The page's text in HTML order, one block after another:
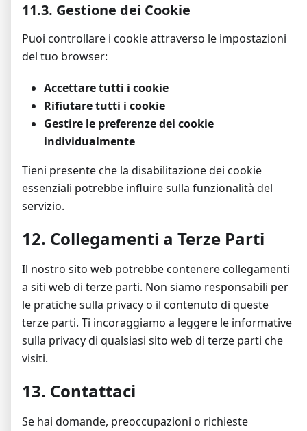
11.3. Gestione dei Cookie
Puoi controllare i cookie attraverso le impostazioni
del tuo browser:
Accettare tutti i cookie
Rifiutare tutti i cookie
Gestire le preferenze dei cookie
individualmente
Tieni presente che la disabilitazione dei cookie
essenziali potrebbe influire sulla funzionalità del
servizio.
12. Collegamenti a Terze Parti
Il nostro sito web potrebbe contenere collegamenti
a siti web di terze parti. Non siamo responsabili per
le pratiche sulla privacy o il contenuto di queste
terze parti. Ti incoraggiamo a leggere le informative
sulla privacy di qualsiasi sito web di terze parti che
visiti.
13. Contattaci
Se hai domande, preoccupazioni o richieste